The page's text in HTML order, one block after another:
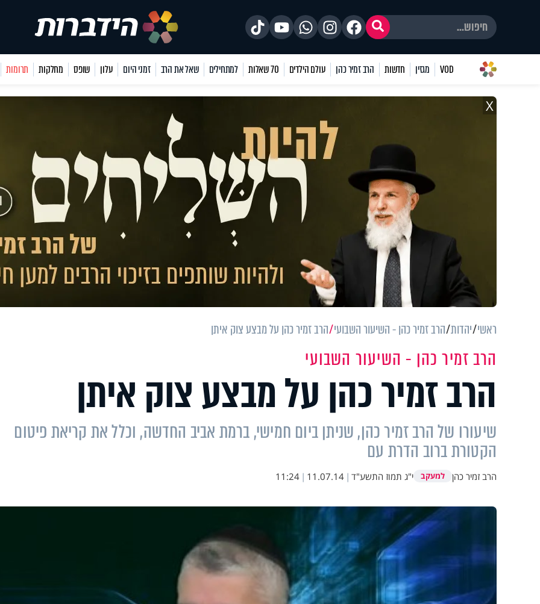
VOD מגזין חדשות הרב זמיר כהן עולם הילדים 70 שאלות למתחילים שאל את הרב זמני היום עלון שופס מחלקות תרומות
X
ראשי יהדות הרב זמיר כהן - השיעור השבועי הרב זמיר כהן על מבצע צוק איתן
הרב זמיר כהן - השיעור השבועי
הרב זמיר כהן על מבצע צוק איתן
שיעורו של הרב זמיר כהן, שניתן ביום חמישי, ברמת אביב החדשה, וכלל את קריאת פיטום
הקטורת ברוב הדרת עם
הרב זמיר כהן למעקב י"ג תמוז התשע"ד |
11.07.14
|
11:24